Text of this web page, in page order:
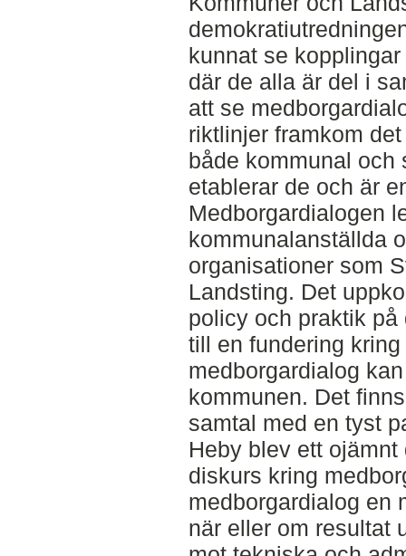
kunnat se
där de alla är del i
att se
riktlinjer framkom
både kommunal och
etablerar de och är
Medborgardialogen
kommunalanställda
organisationer som
Landsting. Det
policy och praktik
till en fundering
medborgardialog
kommunen. Det
samtal med en tyst
Heby blev ett
diskurs kring
medborgardialog en
när eller om resultat